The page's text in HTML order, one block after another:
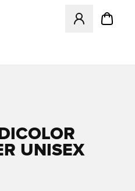
Åbner en
UNISEX